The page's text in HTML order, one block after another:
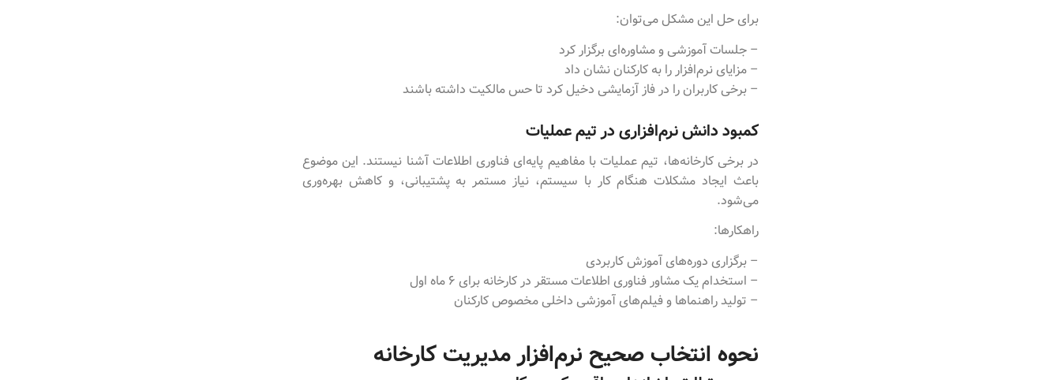
برای حل این مشکل می‌توان:
– جلسات آموزشی و مشاوره‌ای برگزار کرد
– مزایای نرم‌افزار را به کارکنان نشان داد
– برخی کاربران را در فاز آزمایشی دخیل کرد تا حس مالکیت داشته باشند
کمبود دانش نرم‌افزاری در تیم عملیات
در برخی کارخانه‌ها، تیم عملیات با مفاهیم پایه‌ای فناوری اطلاعات آشنا نیستند. این موضوع
باعث ایجاد مشکلات هنگام کار با سیستم، نیاز مستمر به پشتیبانی، و کاهش بهره‌وری
می‌شود.
راهکارها:
– برگزاری دوره‌های آموزش کاربردی
– استخدام یک مشاور فناوری اطلاعات مستقر در کارخانه برای ۶ ماه اول
– تولید راهنماها و فیلم‌های آموزشی داخلی مخصوص کارکنان
نحوه انتخاب صحیح نرم‌افزار مدیریت کارخانه